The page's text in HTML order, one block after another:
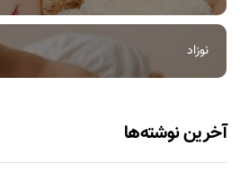
نوزاد
آخرین نوشته‌ها